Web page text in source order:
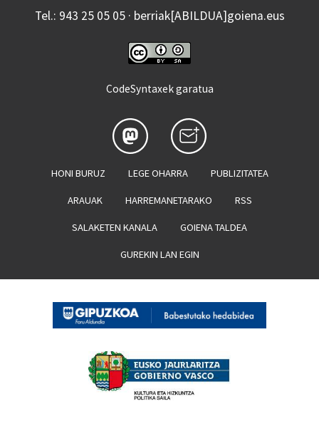
Tel.: 943 25 05 05 · berriak[ABILDUA]goiena.eus
CodeSyntaxek garatua
HONI BURUZ LEGE OHARRA PUBLIZITATEA
ARAUAK HARREMANETARAKO RSS
SALAKETEN KANALA GOIENA TALDEA
GUREKIN LAN EGIN